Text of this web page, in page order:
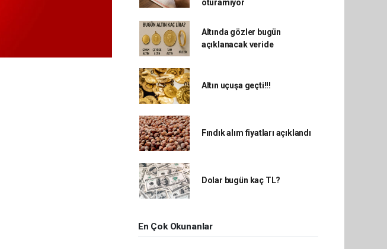
oturamıyor
Altında gözler bugün
açıklanacak veride
Altın uçuşa geçti!!!
Fındık alım fiyatları açıklandı
Dolar bugün kaç TL?
En Çok Okunanlar